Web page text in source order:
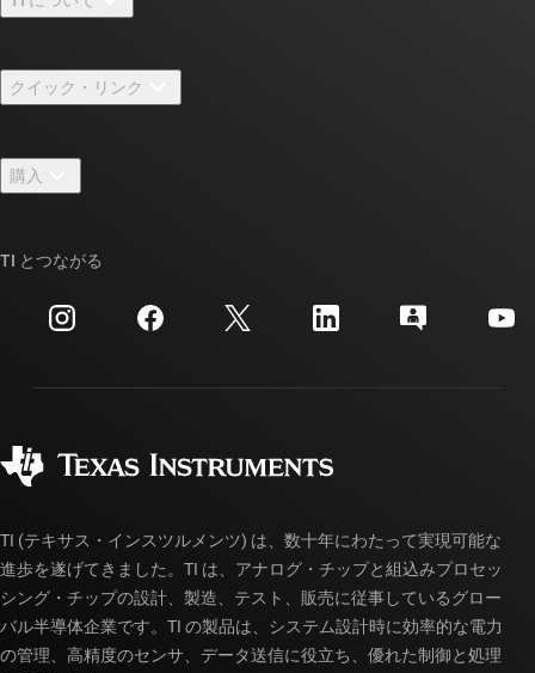
採用情報
ニュース
イベント
投資家向け情報
クイック・リンク
TI E2E™ 設計サポート・フォーラム
クロスリファレンス検索
カスタマー・サポート・センター
myTI アカウントの FAQ
購入
ご注文に関する FAQ
TI とつながる
TI (テキサス・インスツルメンツ) は、数十年にわたって実現可能な
進歩を遂げてきました。TI は、アナログ・チップと組込みプロセッ
シング・チップの設計、製造、テスト、販売に従事しているグロー
バル半導体企業です。TI の製品は、システム設計時に効率的な電力
の管理、高精度のセンサ、データ送信に役立ち、優れた制御と処理